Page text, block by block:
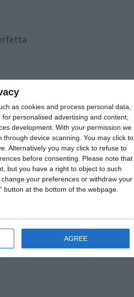
as cookies and process personal data,
personalised advertising and content,
development. With your permission we
device scanning. You may click to
Alternatively you may click to refuse to
before consenting.
Please note that
but you have a right to object to such
your preferences or withdraw your
at the bottom of the webpage.
AGREE
primo